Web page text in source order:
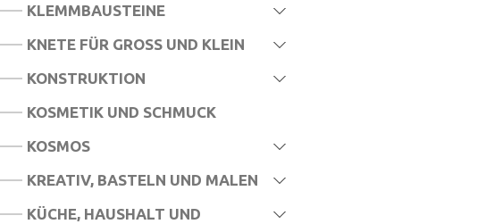
KLEMMBAUSTEINE
KNETE FÜR GROSS UND KLEIN
KONSTRUKTION
KOSMETIK UND SCHMUCK
KOSMOS
KREATIV, BASTELN UND MALEN
KÜCHE, HAUSHALT UND